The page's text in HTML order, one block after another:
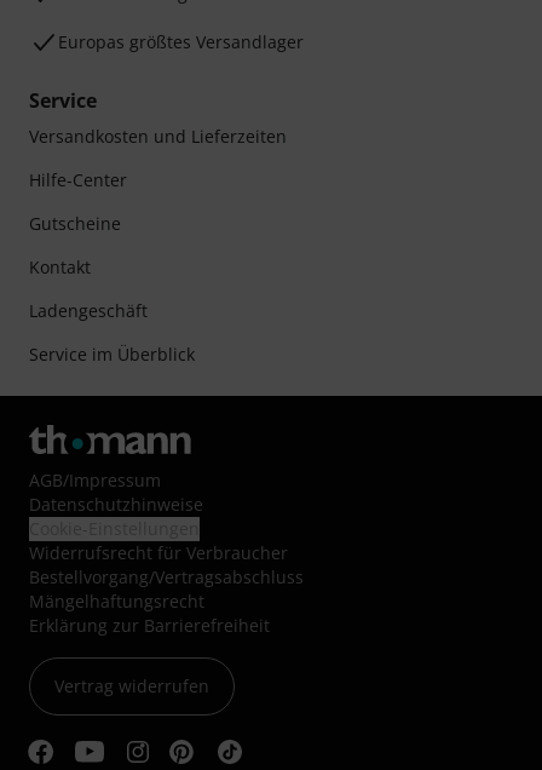
Europas größtes Versandlager
Service
Versandkosten und Lieferzeiten
Hilfe-Center
Gutscheine
Kontakt
Ladengeschäft
Service im Überblick
AGB/Impressum
Datenschutzhinweise
Widerrufsrecht für Verbraucher
Bestellvorgang/Vertragsabschluss
Mängelhaftungsrecht
Erklärung zur Barrierefreiheit
Vertrag widerrufen